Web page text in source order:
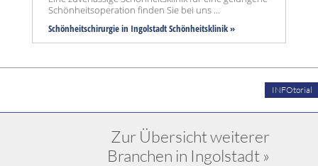
Schönheitsoperation finden Sie bei uns ...
Schönheitschirurgie in Ingolstadt Schönheitsklinik »
INFOtorial
Zur Übersicht weiterer
Branchen in Ingolstadt »